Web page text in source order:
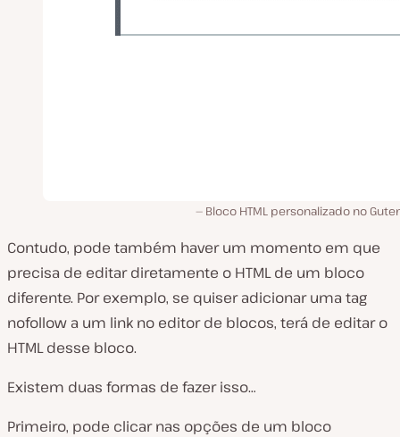
Bloco HTML personalizado no
Contudo, pode também haver um momento em que
precisa de editar diretamente o HTML de um bloco
diferente. Por exemplo, se quiser adicionar uma tag
nofollow a um link no editor de blocos, terá de editar o
HTML desse bloco.
Existem duas formas de fazer isso…
Primeiro, pode clicar nas opções de um bloco